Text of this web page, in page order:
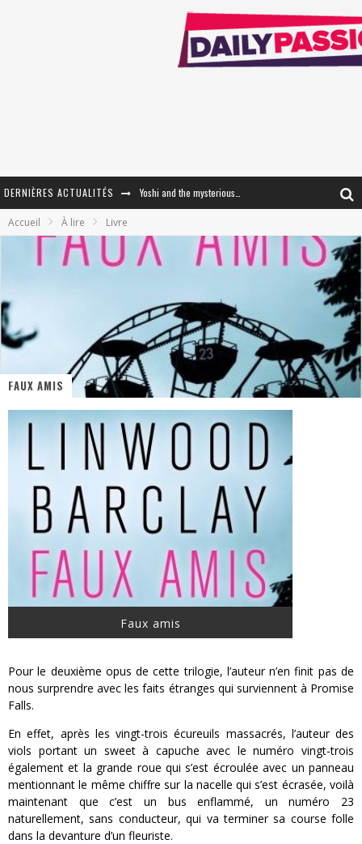
DERNIÈRES ACTUALITÉS
« Le Béton et le Bambou / Propositions pour Mayotte et le Monde. » - Améliorations !
Star Fox
PsyRiver 2026 : la magie revient sur les rives de l’Aar
Splatoon Raiders
Accueil À lire Livre
FAUX AMIS
Faux amis
Pour le deuxième opus de cette trilogie, l’auteur n’en finit pas de
nous surprendre avec les faits étranges qui surviennent à Promise
Falls.
En effet, après les vingt-trois écureuils massacrés, l’auteur des
viols portant un sweet à capuche avec le numéro vingt-trois
également et la grande roue qui s’est écroulée avec un panneau
mentionnant le même chiffre sur la nacelle qui s’est écrasée, voilà
maintenant que c’est un bus enflammé, un numéro 23
naturellement, sans conducteur, qui va terminer sa course folle
dans la devanture d’un fleuriste.